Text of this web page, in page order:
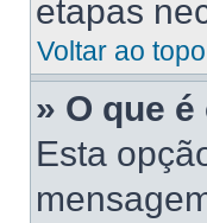
etapas
Voltar ao topo
» O que
Esta